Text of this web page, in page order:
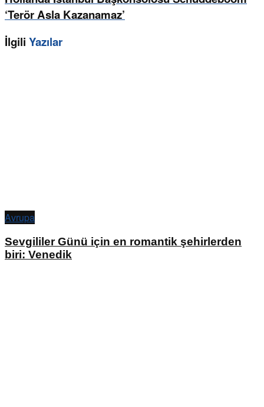
‘Terör Asla Kazanamaz’
İlgili Yazılar
Avrupa
Sevgililer Günü için en romantik şehirlerden
biri: Venedik